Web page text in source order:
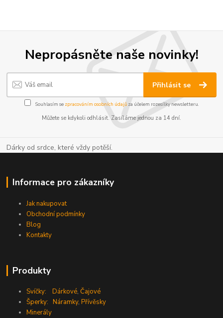
Nepropásněte naše novinky!
Přihlásit se
Souhlasím se zpracováním osobních údajůza účelem rozesílky newsletteru.
Můžete se kdykoli odhlásit. Zasíláme jednou za 14 dní.
Dárky od srdce, které vždy potěší.
Informace pro zákazníky
Jak nakupovat
Obchodní podmínky
Blog
Kontakty
Produkty
Svíčky: Dárkové,Čajové
Šperky: Náramky,Přívěsky
Minerály